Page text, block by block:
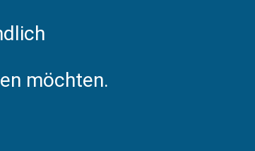
möchten.